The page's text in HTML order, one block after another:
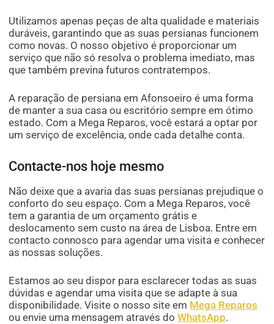
Utilizamos apenas peças de alta qualidade e materiais
duráveis, garantindo que as suas persianas funcionem
como novas. O nosso objetivo é proporcionar um
serviço que não só resolva o problema imediato, mas
que também previna futuros contratempos.
A reparação de persiana em Afonsoeiro é uma forma
de manter a sua casa ou escritório sempre em ótimo
estado. Com a Mega Reparos, você estará a optar por
um serviço de excelência, onde cada detalhe conta.
Contacte-nos hoje mesmo
Não deixe que a avaria das suas persianas prejudique o
conforto do seu espaço. Com a Mega Reparos, você
tem a garantia de um orçamento grátis e
deslocamento sem custo na área de Lisboa. Entre em
contacto connosco para agendar uma visita e conhecer
as nossas soluções.
Estamos ao seu dispor para esclarecer todas as suas
dúvidas e agendar uma visita que se adapte à sua
disponibilidade. Visite o nosso site em Mega Reparos
ou envie uma mensagem através doWhatsApp.